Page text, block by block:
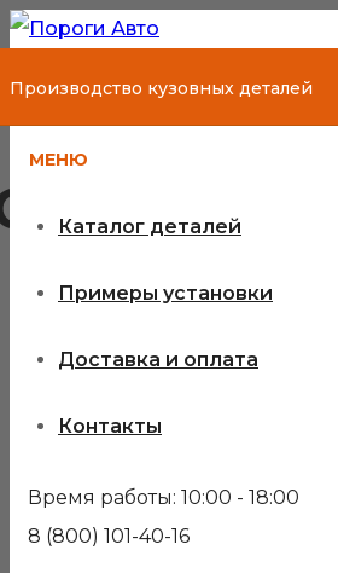
Производство кузовных деталей
МЕНЮ
Каталог деталей
Примеры установки
Доставка и оплата
Контакты
Время работы: 10:00 - 18:00
8 (800) 101-40-16
Wall
Wall
Ремонтные пороги, колесная
Wall. По замерам, сделанным
кузова автомобиля